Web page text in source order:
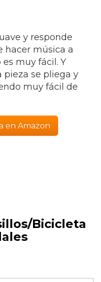
y responde
hacer música a
muy fácil. Y
pieza se pliega y
muy fácil de
en Amazon
Bicicleta